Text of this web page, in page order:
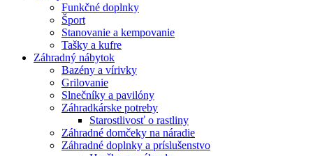
Funkčné doplnky
Šport
Stanovanie a kempovanie
Tašky a kufre
Záhradný nábytok
Bazény a vírivky
Grilovanie
Slnečníky a pavilóny
Záhradkárske potreby
Starostlivosť o rastliny
Záhradné domčeky na náradie
Záhradné doplnky a príslušenstvo